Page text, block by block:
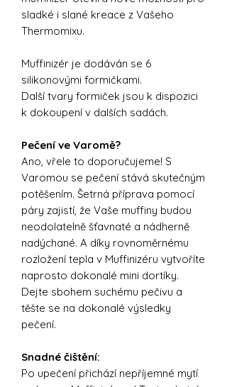
sladké i slané kreace z Vašeho
Thermomixu.
Muffinizér je dodáván se 6
silikonovými formičkami.
Další tvary formiček jsou k dispozici
k dokoupení v dalších sadách.
Pečení ve Varomě?
Ano, vřele to doporučujeme! S
Varomou se pečení stává skutečným
potěšením. Šetrná příprava pomocí
páry zajistí, že Vaše muffiny budou
neodolatelně šťavnaté a nádherně
nadýchané. A díky rovnoměrnému
rozložení tepla v Muffinizéru vytvoříte
naprosto dokonalé mini dortíky.
Dejte sbohem suchému pečivu a
těšte se na dokonalé výsledky
pečení.
Snadné čištění:
Po upečení přichází nepříjemné mytí